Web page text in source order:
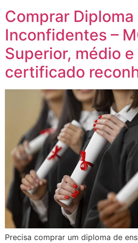
Comprar Diploma
Inconfidentes –
Superior, médio
certificado
Precisa comprar um diploma de